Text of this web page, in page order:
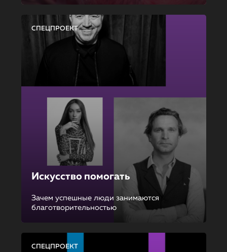
СПЕЦПРОЕКТ
Искусство помогать
Зачем успешные люди занимаются
благотворительностью
СПЕЦПРОЕКТ